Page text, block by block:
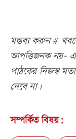
মন্তব্য করুন #
আপত্তিজনক নয়-
পাঠকের নিজস্ব
নেবে না।
সম্পর্কিত বিষয়: